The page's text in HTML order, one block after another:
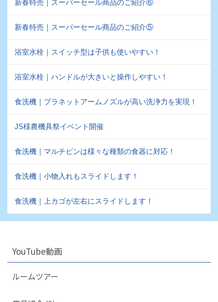
新春特売｜スーパーセール商品のご紹介⑥
新春特売｜スーパーセール商品のご紹介⑤
浴室水栓｜スイッチ型は子供も使いやすい！
浴室水栓｜ハンドルが大きいと操作しやすい！
食洗機｜プラネットアームノズルが高い洗浄力を実現！
JS様農機具祭イベント開催
食洗機｜マルチピンは様々な種類の食器に対応！
食洗機｜小物入れもスライドします！
食洗機｜上カゴが左右にスライドします！
YouTube動画
ルームツアー